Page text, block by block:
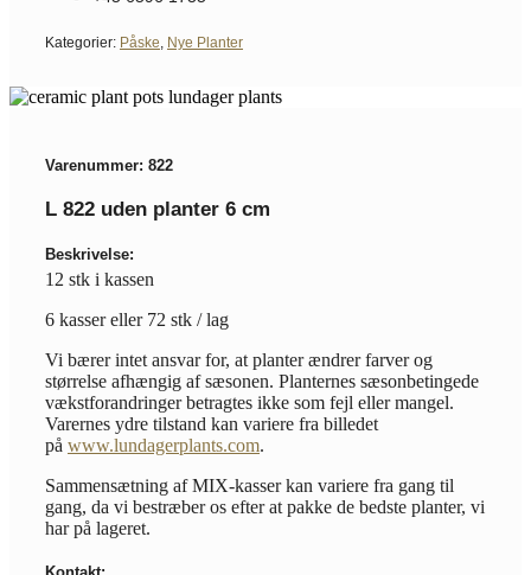
Kategorier: Påske Nye Planter
Varenummer: 822
L 822 uden planter 6 cm
Beskrivelse:
12 stk i kassen
6 kasser eller 72 stk / lag
Vi bærer intet ansvar for, at planter ændrer farver og
størrelse afhængig af sæsonen. Planternes sæsonbetingede
vækstforandringer betragtes ikke som fejl eller mangel.
Varernes ydre tilstand kan variere fra billedet
på www.lundagerplants.com.
Sammensætning af MIX-kasser kan variere fra gang til
gang, da vi bestræber os efter at pakke de bedste planter, vi
har på lageret.